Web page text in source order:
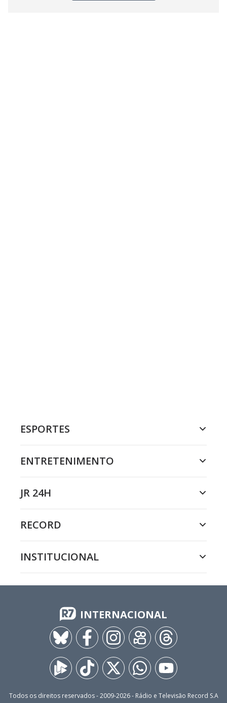
ESPORTES
ENTRETENIMENTO
JR 24H
RECORD
INSTITUCIONAL
INTERNACIONAL
Todos os direitos reservados - 2009-2026- Rádio e Televisão Record S.A